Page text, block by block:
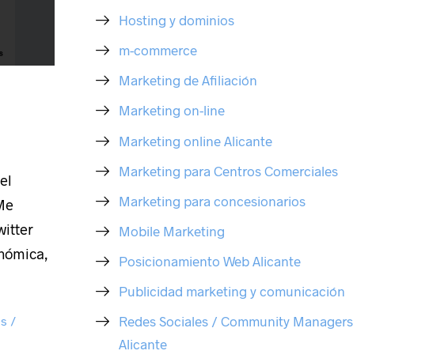
/
Hosting y dominios
m-commerce
Marketing de Afiliación
Marketing on-line
Marketing online Alicante
Marketing para Centros Comerciales
Marketing para concesionarios
Mobile Marketing
Posicionamiento Web Alicante
Publicidad marketing y comunicación
Redes Sociales / Community Managers
Alicante
PARA
de Marketing Online
web corporativa
¿CÓMO NOS CONOCISTE?
Me recomendaron Coodex
He visto trabajos vuestros que